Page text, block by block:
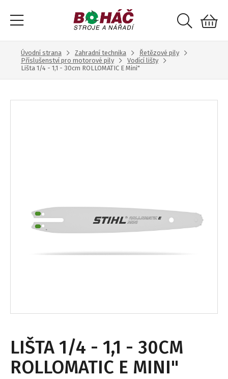
Úvodní strana Zahradní technika
Řetězové pily
Příslušenství pro motorové pily
Vodící lišty
Lišta 1/4 - 1,1 - 30cm ROLLOMATIC E Mini"
LIŠTA 1/4 - 1,1 - 30CM
ROLLOMATIC E MINI"